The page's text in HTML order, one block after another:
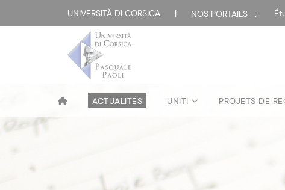
UNIVERSITÀ DI CORSICA | NOS PORTAILS :
ACTUALITÉS UNITI PROJETS DE